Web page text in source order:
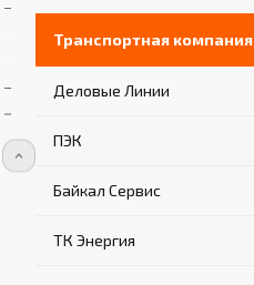
Транспортная компания
Деловые Линии
ПЭК
Байкал Сервис
ТК Энергия